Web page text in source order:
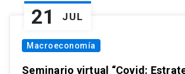
21 JUL
Macroeconomía
Seminario virtual “Covid: